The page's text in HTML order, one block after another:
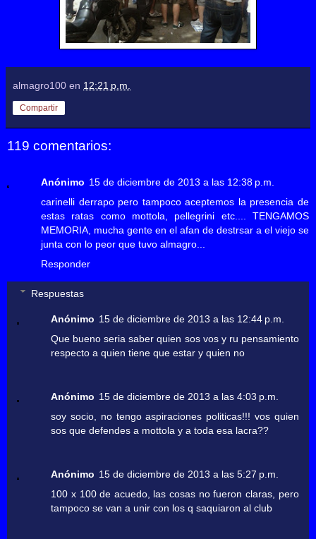
almagro100 en 12:21 p.m.
Compartir
119 comentarios:
Anónimo 15 de diciembre de 2013 a las 12:38 p.m.
carinelli derrapo pero tampoco aceptemos la presencia de
estas ratas como mottola, pellegrini etc.... TENGAMOS
MEMORIA, mucha gente en el afan de destrsar a el viejo se
junta con lo peor que tuvo almagro...
Responder
Respuestas
Anónimo 15 de diciembre de 2013 a las 12:44 p.m.
Que bueno seria saber quien sos vos y ru pensamiento
respecto a quien tiene que estar y quien no
Anónimo 15 de diciembre de 2013 a las 4:03 p.m.
soy socio, no tengo aspiraciones politicas!!! vos quien
sos que defendes a mottola y a toda esa lacra??
Anónimo 15 de diciembre de 2013 a las 5:27 p.m.
100 x 100 de acuedo, las cosas no fueron claras, pero
tampoco se van a unir con los q saquiaron al club